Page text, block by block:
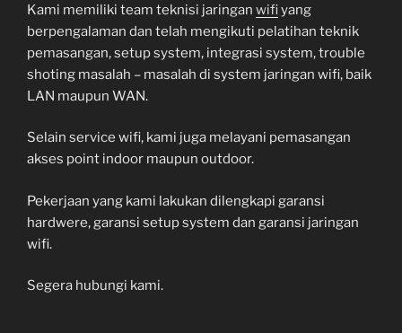
Kami memiliki team teknisi jaringan wifiyang
berpengalaman dan telah mengikuti pelatihan teknik
pemasangan, setup system, integrasi system, trouble
shoting masalah – masalah di system jaringan wifi, baik
LAN maupun WAN.
Selain service wifi, kami juga melayani pemasangan
akses point indoor maupun outdoor.
Pekerjaan yang kami lakukan dilengkapi garansi
hardwere, garansi setup system dan garansi jaringan
wifi.
Segera hubungi kami.